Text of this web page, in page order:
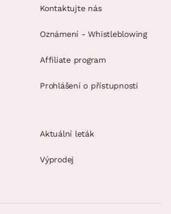
Kontaktujte nás
Oznámení - Whistleblowing
Affiliate program
Prohlášení o přístupnosti
Aktuální leták
Výprodej